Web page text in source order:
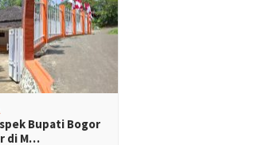
Bupati Bogor
di M…